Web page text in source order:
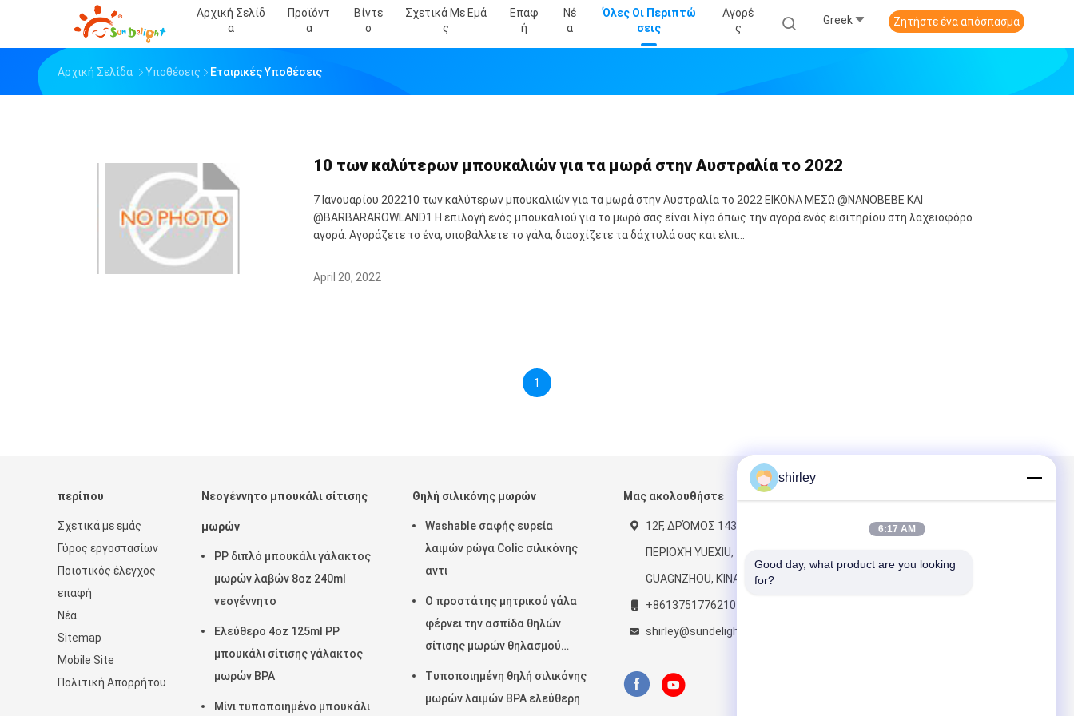
Αρχική Σελίδ
Α
Προϊόντ
Α
Βίντε
Ο
Σχετικά Με Εμά
Σ
Επαφ
Ή
Νέ
Α
Όλες Οι Περιπτώ
Σεις
Αγορέ
Σ
Greek Ζητήστε ένα απόσπασμα
Αρχική Σελίδα Υποθέσεις Εταιρικές Υποθέσεις
10 των καλύτερων μπουκαλιών για τα μωρά στην Αυστραλία το 2022
7 Ιανουαρίου 202210 των καλύτερων μπουκαλιών για τα μωρά στην Αυστραλία το 2022 ΕΙΚΟΝΑ ΜΕΣΩ @NANOBEBE ΚΑΙ
@BARBARAROWLAND1 Η επιλογή ενός μπουκαλιού για το μωρό σας είναι λίγο όπως την αγορά ενός εισιτηρίου στη λαχειοφόρο
αγορά. Αγοράζετε το ένα, υποβάλλετε το γάλα, διασχίζετε τα δάχτυλά σας και ελπ...
April 20, 2022
1
περίπου
Σχετικά με εμάς
Γύρος εργοστασίων
Ποιοτικός έλεγχος
επαφή
Νέα
Sitemap
Mobile Site
Πολιτική Απορρήτου
Νεογέννητο μπουκάλι σίτισης
μωρών
PP διπλό μπουκάλι γάλακτος
μωρών λαβών 8oz 240ml
νεογέννητο
Ελεύθερο 4oz 125ml PP
μπουκάλι σίτισης γάλακτος
μωρών BPA
Μίνι τυποποιημένο μπουκάλι
Θηλή σιλικόνης μωρών
Washable σαφής ευρεία
λαιμών ρώγα Colic σιλικόνης
αντι
Ο προστάτης μητρικού γάλα
φέρνει την ασπίδα θηλών
σίτισης μωρών θηλασμού
περίπτωσης
Τυποποιημένη θηλή σιλικόνης
μωρών λαιμών BPA ελεύθερη
Μας ακολουθήστε
12F, ΔΡΌΜΟΣ 143#LIURONG,
ΠΕΡΙΟΧΉ YUEXIU,
GUAGNZHOU, ΚΊΝΑ
+8613751776210
shirley@sundelight.com
shirley
6:17 AM
Good day, what product are you looking
for?